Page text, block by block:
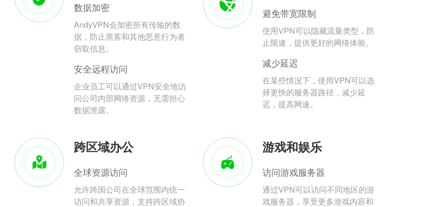
数据加密
AndyVPN会加密所有传输的数
据，防止黑客和其他恶意行为者
窃取信息。
安全远程访问
企业员工可以通过VPN安全地访
问公司内部网络资源，无需担心
数据泄露。
避免带宽限制
使用VPN可以隐藏流量类型，防
止限速，提供更好的网络体验。
减少延迟
在某些情况下，使用VPN可以选
择更快的服务器路径，减少延
迟，提高网速。
跨区域办公
全球资源访问
允许跨国公司在全球范围内统一
访问和共享资源，支持跨区域协
游戏和娱乐
访问游戏服务器
通过VPN可以访问不同地区的游
戏服务器，享受更多游戏内容和